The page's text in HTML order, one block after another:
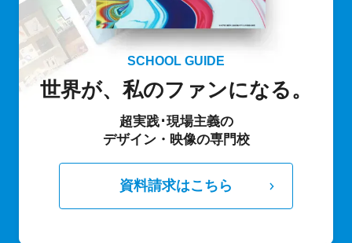
SCHOOL GUIDE
世界が、私のファンになる。
超実践･現場主義の
デザイン・映像の専門校
資料請求はこちら